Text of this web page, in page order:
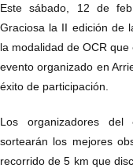
Este sábado, 12 de
Graciosa la II edición de
la modalidad de OCR
evento organizado en
éxito de participación.
Los organizadores
sortearán los mejores
recorrido de 5 km que